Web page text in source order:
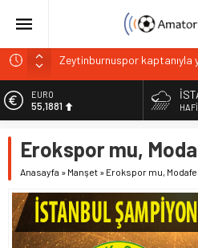
Şilespor’da Lokman Ergen
Bakırköyspor Kaan Bulut’u
Bağcılar Yeni Yüzyılspor’da
EURO
55,1881
6.660,55
BİST
DOLAR
47,7111
Erokspor mu,
Anasayfa » Manşet » Erokspor mu,